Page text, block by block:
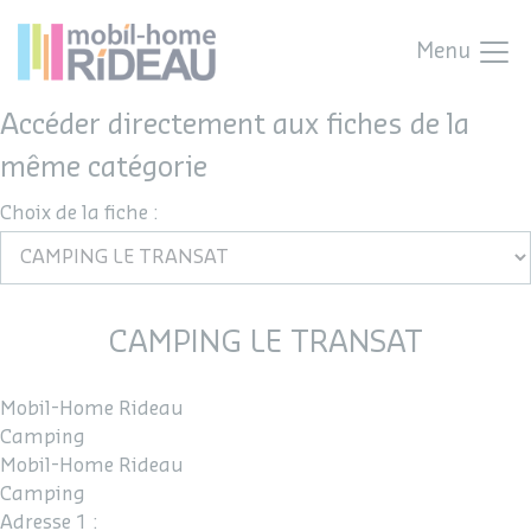
Menu
Accéder directement aux fiches de la
même catégorie
Choix de la fiche :
CAMPING LE TRANSAT
Mobil-Home Rideau
Camping
Mobil-Home Rideau
Camping
Adresse 1 :